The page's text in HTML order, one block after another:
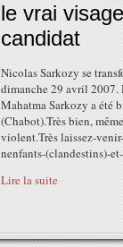
le vrai
candidat
Nicolas Sarkozy se
dimanche 29 avril 2007.
Mahatma Sarkozy a été
(Chabot).Très bien,
violent.Très laissez-
nenfants-(clandestins)-
Lire la suite